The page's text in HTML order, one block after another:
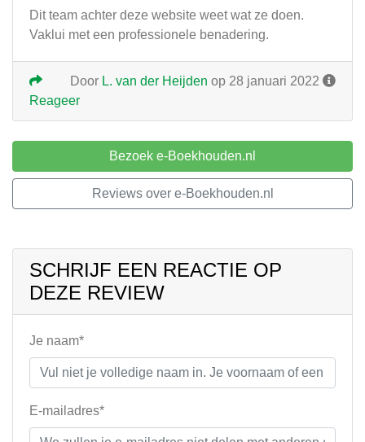
Dit team achter deze website weet wat ze doen.
Vaklui met een professionele benadering.
Door L. van der Heijden op 28 januari 2022
Reageer
Bezoek e-Boekhouden.nl
Reviews over e-Boekhouden.nl
SCHRIJF EEN REACTIE OP
DEZE REVIEW
Je naam*
E-mailadres*